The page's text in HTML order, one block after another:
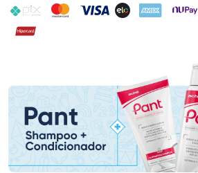
PIX MasterCard
VISA ELO AMEX NuPay
Hipercard
Promoção em Destaque